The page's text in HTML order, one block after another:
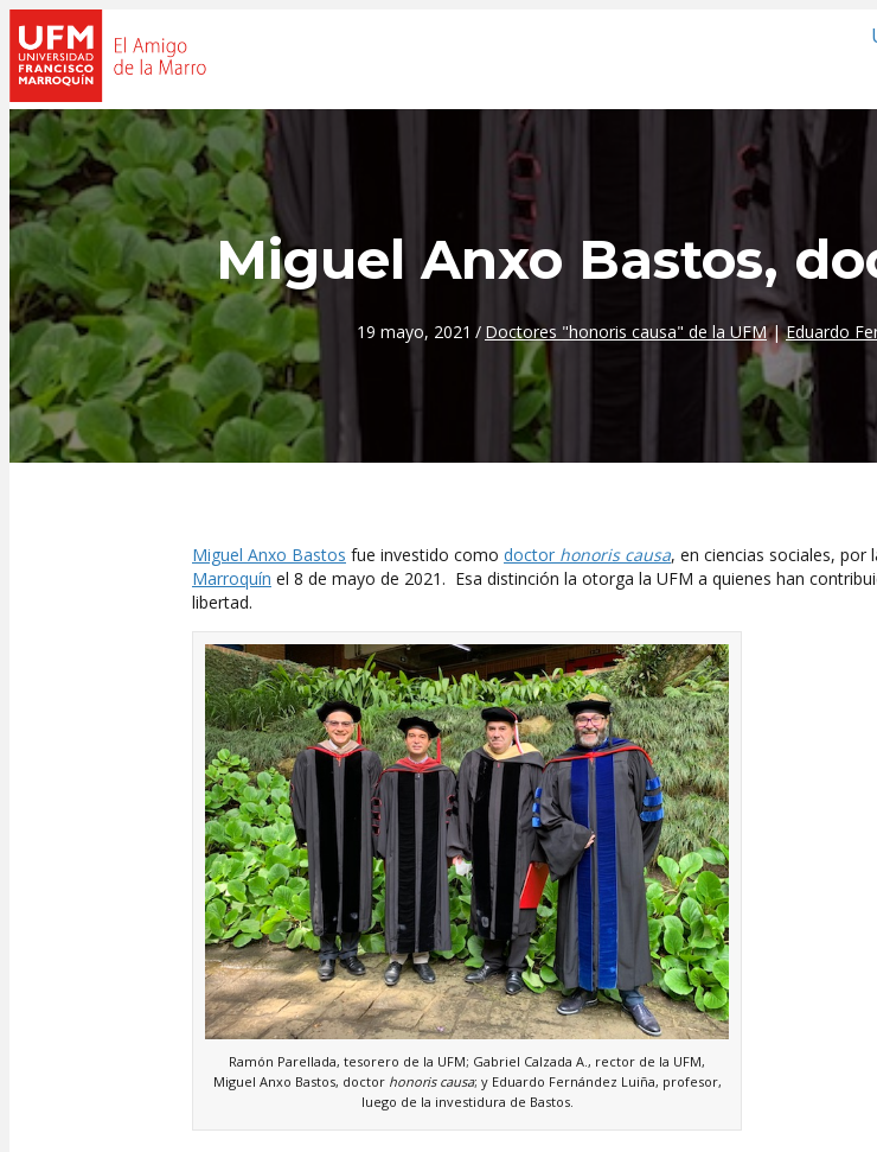
Miguel Anxo Bastos,
19 mayo, 2021 / Doctores "honoris causa" de la UFM|Eduardo
Miguel Anxo Bastos fue investido como doctor honoris causa, en ciencias sociales, por
Marroquín el 8 de mayo de 2021. Esa distinción la otorga la UFM a quienes han
libertad.
Ramón Parellada, tesorero de la UFM; Gabriel Calzada A., rector de la UFM,
Miguel Anxo Bastos, doctor honoris causa; y Eduardo Fernández Luiña, profesor,
luego de la investidura de Bastos.